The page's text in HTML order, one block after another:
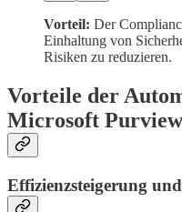
Vorteil: Der
Einhaltung von
Risiken zu reduzieren.
Vorteile der
Microsoft Purview
Effizienzsteigerung